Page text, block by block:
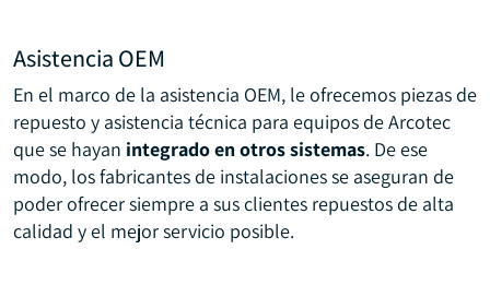
Asistencia OEM
En el marco de la asistencia OEM, le ofrecemos piezas de
repuesto y asistencia técnica para equipos de Arcotec
que se hayan integrado en otros sistemas. De ese
modo, los fabricantes de instalaciones se aseguran de
poder ofrecer siempre a sus clientes repuestos de alta
calidad y el mejor servicio posible.